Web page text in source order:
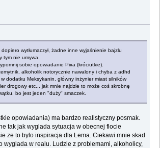
wytłumaczył, żadne inne wyjaśnienie bajzlu
tym nie umywa.
sobie opowiadanie Pixa (króciutkie).
alkoholik notorycznie nawalony i chyba z adhd
w dodatku Meksykanin, główny inżynier miast silników
drogowy etc... jak mnie najdzie to może coś skrobnę
bo jest jeden "duży" smaczek.
opowiadania) ma bardzo realistyczny posmak.
tak jak wyglada sytuacja w obecnej flocie
ze to bylo inspiracja dla Lema. Ciekawi mnie skad
wyglada w realu. Ludzie z problemami, alkoholicy,